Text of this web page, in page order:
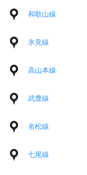
和歌山線
氷見線
高山本線
武豊線
名松線
七尾線